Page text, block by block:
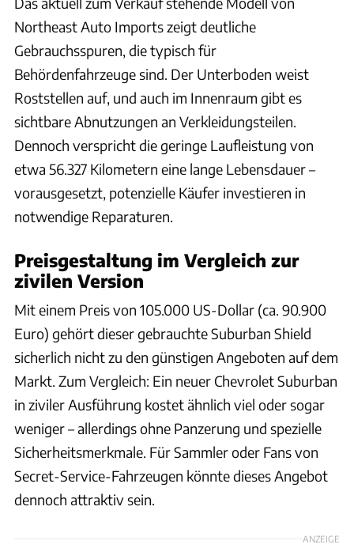
Northeast Auto Imports zeigt deutliche
Gebrauchsspuren, die typisch für
Behördenfahrzeuge sind. Der Unterboden weist
Roststellen auf, und auch im Innenraum gibt es
sichtbare Abnutzungen an Verkleidungsteilen.
Dennoch verspricht die geringe Laufleistung von
etwa 56.327 Kilometern eine lange Lebensdauer –
vorausgesetzt, potenzielle Käufer investieren in
notwendige Reparaturen.
Preisgestaltung im Vergleich zur
zivilen Version
Mit einem Preis von 105.000 US-Dollar (ca. 90.900
Euro) gehört dieser gebrauchte Suburban Shield
sicherlich nicht zu den günstigen Angeboten auf dem
Markt. Zum Vergleich: Ein neuer Chevrolet Suburban
in ziviler Ausführung kostet ähnlich viel oder sogar
weniger – allerdings ohne Panzerung und spezielle
Sicherheitsmerkmale. Für Sammler oder Fans von
Secret-Service-Fahrzeugen könnte dieses Angebot
dennoch attraktiv sein.
ANZEIGE